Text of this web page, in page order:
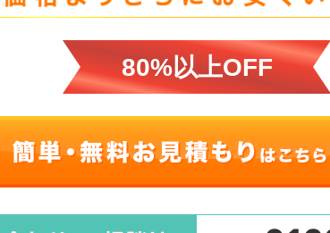
80%以上OFF